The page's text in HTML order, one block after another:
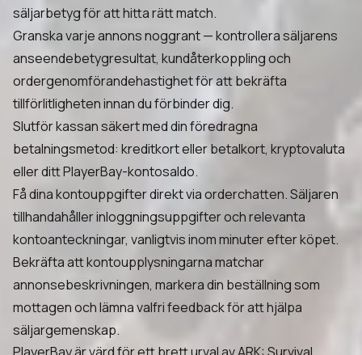
säljarbetyg för att hitta rätt match.
Granska varje annons noggrant — kontrollera säljarens
anseendebetygresultat, kundåterkoppling och
ordergenomförandehastighet för att bekräfta
tillförlitligheten innan du förbinder dig.
Slutför kassan säkert med din föredragna
betalningsmetod: kreditkort eller betalkort, kryptovaluta
eller ditt PlayerBay-kontosaldo.
Få dina kontouppgifter direkt via orderchatten. Säljaren
tillhandahåller inloggningsuppgifter och relevanta
kontoanteckningar, vanligtvis inom minuter efter köpet.
Bekräfta att kontoupplysningarna matchar
annonsebeskrivningen, markera din beställning som
mottagen och lämna valfri feedback för att hjälpa
säljargemenskap.